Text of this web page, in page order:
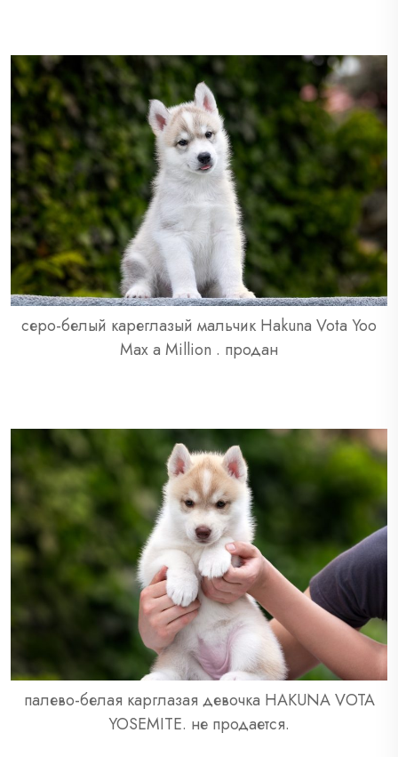
серо-белый кареглазый мальчик Hakuna Vota Yoo
Max a Million . продан
палево-белая карглазая девочка HAKUNA VOTA
YOSEMITE. не продается.